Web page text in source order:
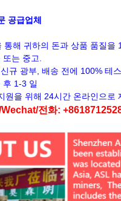
공급업체
해 귀하의 돈과 상품 품질을
는 중고.
규 광부, 배송 전에 100% 테
후 1-3 일
원을 위해 24시간 온라인으로
전화: